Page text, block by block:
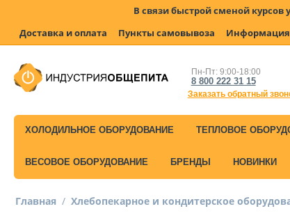
В связи быстрой сменой
Доставка и оплата
Пункты самовывоза Информация
Пн-Пт: 9:00-18:00
8 800 222 31 15
Заказать обратный
ХОЛОДИЛЬНОЕ ОБОРУДОВАНИЕ ТЕПЛОВОЕ
ВЕСОВОЕ ОБОРУДОВАНИЕ БРЕНДЫ НОВИНКИ
Главная / Хлебопекарное и кондитерское